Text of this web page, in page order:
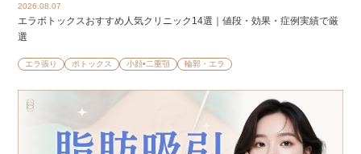
2026.08.07
エラボトックスおすすめ人気クリニック14選｜値段・効果・症例実績で厳
選
エラ張り ボトックス 小顔•二重顎 輪郭・エラ